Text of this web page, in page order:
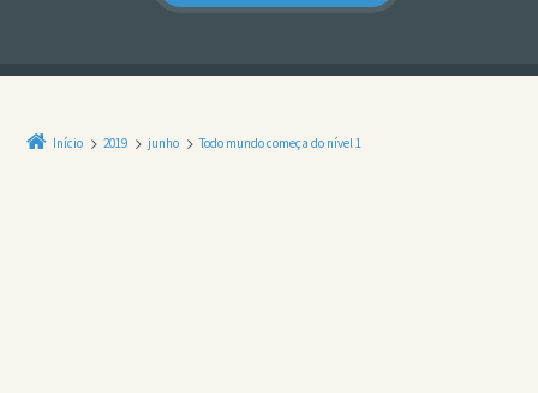
Início 2019 junho Todo mundo começa do nível 1